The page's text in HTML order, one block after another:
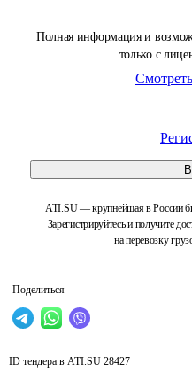
Полная информация и
только с
ATI.SU — крупнейшая в России
Зарегистрируйтесь и получите
на перевозку
Поделиться
ID тендера в ATI.SU 28427